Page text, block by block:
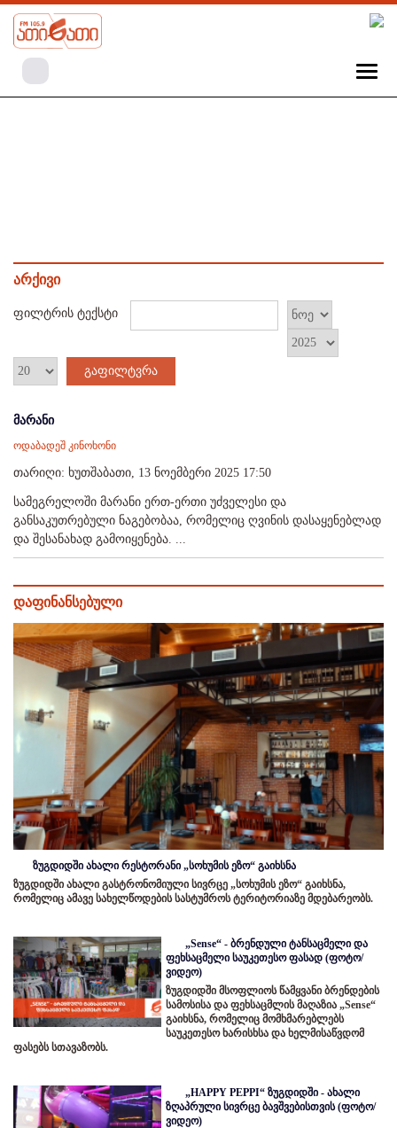
არქივი
ფილტრის ტექსტი
გაფილტვრა
მარანი
ოდაბადეშ კინოხონი
თარიღი: ხუთშაბათი, 13 ნოემბერი 2025 17:50
სამეგრელოში მარანი ერთ-ერთი უძველესი და
განსაკუთრებული ნაგებობაა, რომელიც ღვინის დასაყენებლად
და შესანახად გამოიყენება. ...
დაფინანსებული
ზუგდიდში ახალი რესტორანი „სოხუმის ეზო“ გაიხსნა
ზუგდიდში ახალი გასტრონომიული სივრცე „სოხუმის ეზო“ გაიხსნა,
რომელიც ამავე სახელწოდების სასტუმროს ტერიტორიაზე მდებარეობს.
„Sense“ - ბრენდული ტანსაცმელი და
ფეხსაცმელი საუკეთესო ფასად (ფოტო/
ვიდეო)
ზუგდიდში მსოფლიოს წამყვანი ბრენდების
სამოსისა და ფეხსაცმლის მაღაზია „Sense“
გაიხსნა, რომელიც მომხმარებლებს
საუკეთესო ხარისხსა და ხელმისაწვდომ
ფასებს სთავაზობს.
„HAPPY PEPPI“ ზუგდიდში - ახალი
ზღაპრული სივრცე ბავშვებისთვის (ფოტო/
ვიდეო)